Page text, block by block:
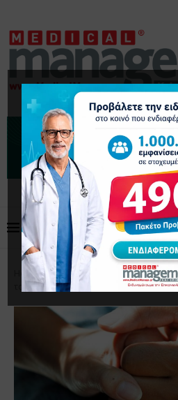
Home Επικαιρότητα
τα Χριστούγεννα: Ποια είναι η